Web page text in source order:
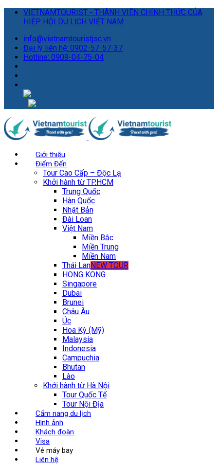
VIETNAMTOURIST - THÀNH VIÊN CHÍNH THỨC CỦA
HIỆP HỘI DU LỊCH VIỆT NAM
info@vietnamtouristjsc.vn
Đại lý liên hệ: 0902-57-57-37
Hotline: 0909-04-75-04
Giới thiệu
Điểm Đến
Tour Cao Cấp – Độc Lạ
Khởi hành từ TP.HCM
Trung Quốc
Hàn Quốc
Nhật Bản
Đài Loan
Việt Nam
Miền Bắc
Miền Trung
Miền Nam
Thái LanNEW TOUR
HONG KONG
Singapore
Dubai
Brunei
Châu Âu
Úc
Hoa Kỳ (Mỹ)
Malaysia
Indonesia
Campuchia
Bhutan
Lào
Khởi hành từ Hà Nội
Tour Quốc Tế
Tour Nội Địa
Cẩm nang du lịch
Hình ảnh
Khách đoàn
Visa
Vé máy bay
Liên hệ